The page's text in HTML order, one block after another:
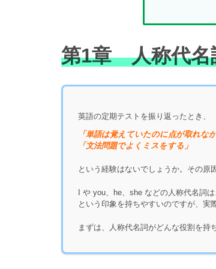
第1章 人称代名
英語の定期テストを振り返ったとき、
「単語は覚えていたのに点が取れな
「文法問題でよくミスをする」
という経験はないでしょうか。その原
I や you、he、she などの人称代名詞
という印象を持ちやすいのですが、実
まずは、人称代名詞がどんな役割を持